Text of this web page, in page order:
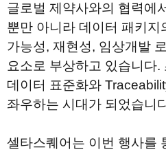
글로벌 제약사와의 협력에
뿐만 아니라 데이터 패키지
가능성, 재현성, 임상개발
요소로 부상하고 있습니다.
데이터 표준화와
좌우하는 시대가 되었습니
셀타스퀘어는 이번 행사를